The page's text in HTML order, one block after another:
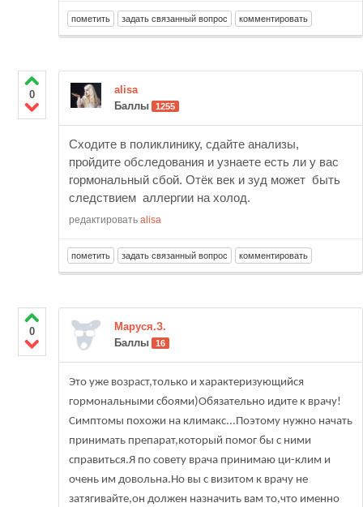
0
alisa
Баллы
1255
Сходите в поликлинику, сдайте анализы,
пройдите обследования и узнаете есть ли у вас
гормональный сбой. Отёк век и зуд может быть
следствием аллергии на холод.
редактировать alisa
0
Маруся.З.
Баллы
16
Это уже возраст,только и характеризующийся
гормональными сбоями)Обязательно идите к врачу!
Симптомы похожи на климакс...Поэтому нужно начать
принимать препарат,который помог бы с ними
справиться.Я по совету врача принимаю ци-клим и
очень им довольна.Но вы с визитом к врачу не
затягивайте,он должен назначить вам то,что именно